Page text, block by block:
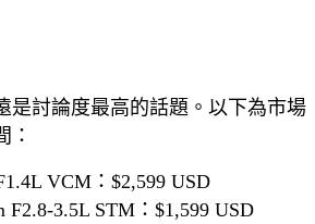
是討論度最高的話題。以下為市場
：
VCM：$2,599 USD
F2.8-3.5L STM：$1,599 USD